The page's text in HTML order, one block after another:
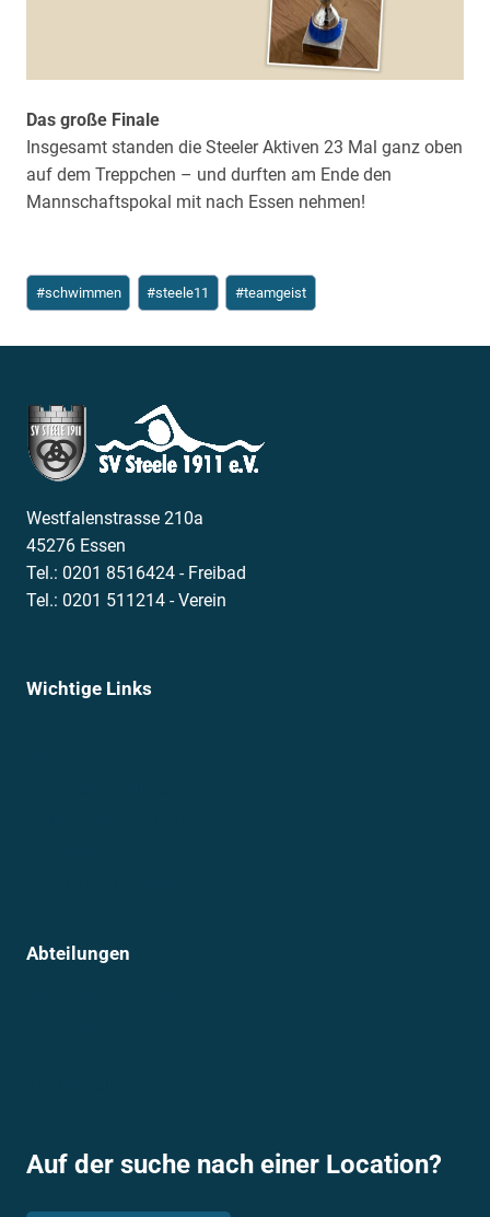
Das große Finale
Insgesamt standen die Steeler Aktiven 23 Mal ganz oben
auf dem Treppchen – und durften am Ende den
Mannschaftspokal mit nach Essen nehmen!
Schlagworte:
#schwimmen #steele11 #teamgeist
Westfalenstrasse 210a
45276 Essen
Tel.: 0201 8516424 - Freibad
Tel.: 0201 511214 - Verein
Wichtige Links
Abteilungen
Auf der suche nach einer Location?